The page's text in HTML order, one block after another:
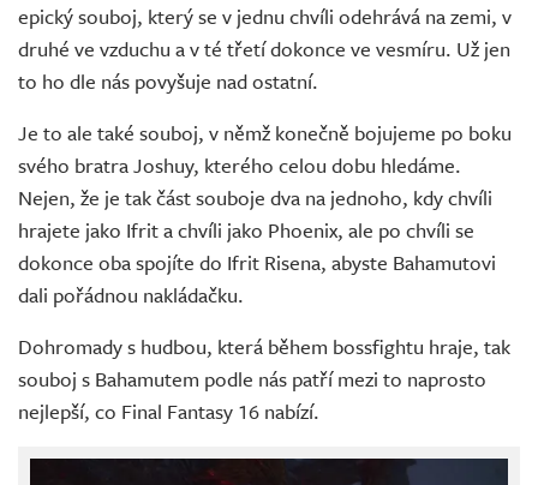
epický souboj, který se v jednu chvíli odehrává na zemi, v
druhé ve vzduchu a v té třetí dokonce ve vesmíru. Už jen
to ho dle nás povyšuje nad ostatní.
Je to ale také souboj, v němž konečně bojujeme po boku
svého bratra Joshuy, kterého celou dobu hledáme.
Nejen, že je tak část souboje dva na jednoho, kdy chvíli
hrajete jako Ifrit a chvíli jako Phoenix, ale po chvíli se
dokonce oba spojíte do Ifrit Risena, abyste Bahamutovi
dali pořádnou nakládačku.
Dohromady s hudbou, která během bossfightu hraje, tak
souboj s Bahamutem podle nás patří mezi to naprosto
nejlepší, co Final Fantasy 16 nabízí.